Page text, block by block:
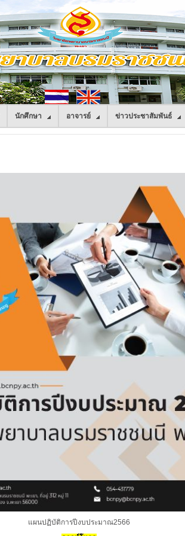
นักศึกษา อาจารย์ ข่าวประชาสัมพันธ์
แผนปฏิบัติการปีงบประมาณ2566